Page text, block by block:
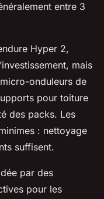
entre 3
Hyper 2,
mais
onduleurs de
pour toiture
des packs. Les
: nettoyage
suffisent.
par des
pour les